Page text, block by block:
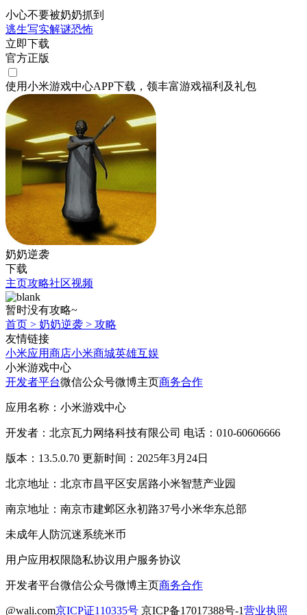
小心不要被奶奶抓到
逃生写实解谜恐怖
立即下载
官方正版
使用小米游戏中心APP下载 ，领丰富游戏福利 及礼包
奶奶逆袭
下载
主页攻略社区视频
暂时没有攻略~
首页 > 奶奶逆袭 > 攻略
友情链接
小米应用商店小米商城英雄互娱
小米游戏中心
开发者平台微信公众号微博主页商务合作
应用名称：小米游戏中心
开发者：北京瓦力网络科技有限公司 电话：010-60606666
版本：13.5.0.70 更新时间：2025年3月24日
北京地址：北京市昌平区安居路小米智慧产业园
南京地址：南京市建邺区永初路37号小米华东总部
未成年人防沉迷系统米币
用户应用权限隐私协议用户服务协议
开发者平台微信公众号微博主页商务合作
@wali.com京ICP证110335号 京ICP备17017388号-1营业执照